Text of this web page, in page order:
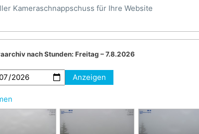
Kameraschnappschuss für Ihre Website
nach Stunden: Freitag – 7.8.2026
Anzeigen